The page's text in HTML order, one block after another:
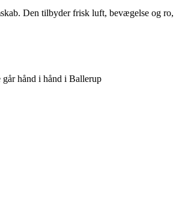
Den tilbyder frisk luft, bevægelse og
går hånd i hånd i Ballerup